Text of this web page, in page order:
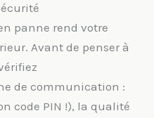
panne rend votre
Avant de penser à
de communication :
code PIN !), la qualité